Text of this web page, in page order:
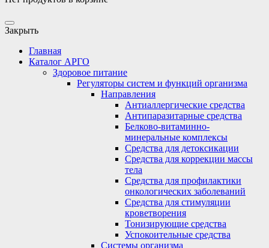
Закрыть
Главная
Каталог АРГО
Здоровое питание
Регуляторы систем и функций организма
Направления
Антиаллергические средства
Антипаразитарные средства
Белково-витаминно-
минеральные комплексы
Средства для детоксикации
Средства для коррекции массы
тела
Средства для профилактики
онкологических заболеваний
Средства для стимуляции
кроветворения
Тонизирующие средства
Успокоительные средства
Системы организма